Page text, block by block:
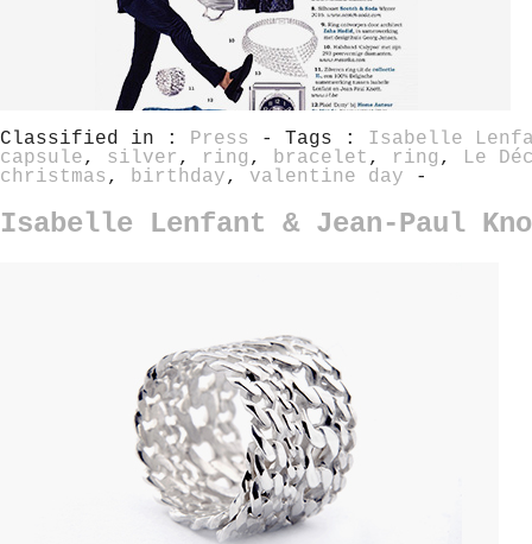
Classified in : Press - Tags : Isabelle
capsule, silver , ring , bracelet , ring ,
Le
christmas , birthday, valentine day -
Isabelle Lenfant & Jean-Paul